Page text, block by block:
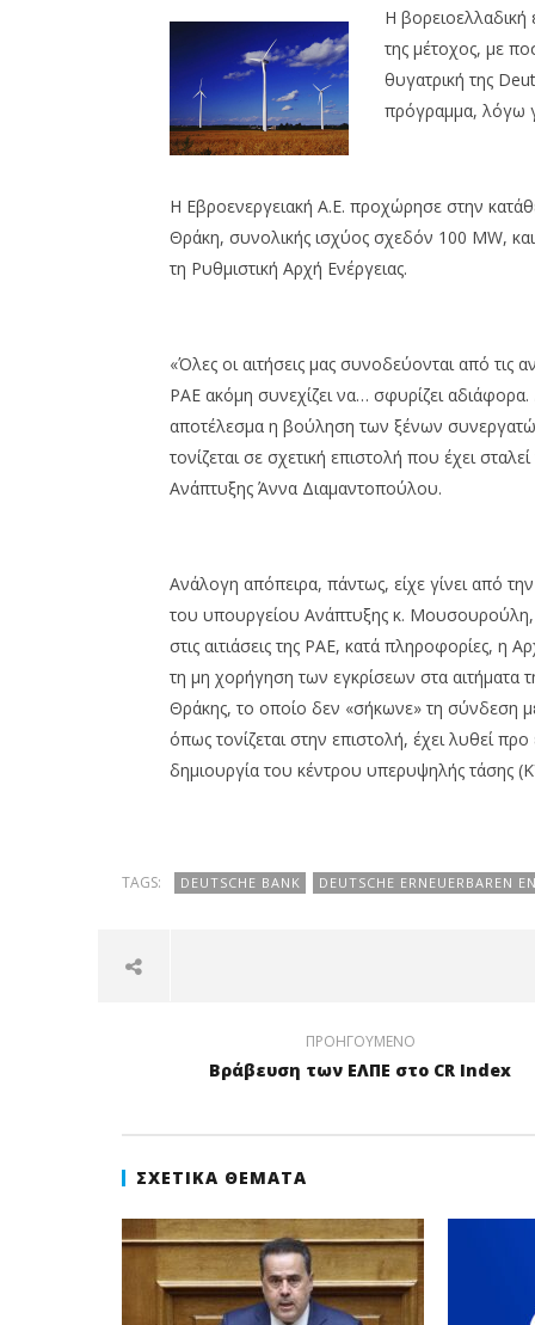
Η βορειοελλαδική
της μέτοχος, με
θυγατρική της
πρόγραμμα, λόγω
Η Εβροενεργειακή Α.Ε. προχώρησε στην
Θράκη, συνολικής ισχύος σχεδόν 100 MW, και
τη Ρυθμιστική Αρχή Ενέργειας.
«Όλες οι αιτήσεις μας συνοδεύονται από τις
ΡΑΕ ακόμη συνεχίζει να… σφυρίζει αδιάφορα.
αποτέλεσμα η βούληση των ξένων
τονίζεται σε σχετική επιστολή που έχει
Ανάπτυξης Άννα Διαμαντοπούλου.
Ανάλογη απόπειρα, πάντως, είχε γίνει από
του υπουργείου Ανάπτυξης κ.
στις αιτιάσεις της ΡΑΕ, κατά πληροφορίες, η
τη μη χορήγηση των εγκρίσεων στα αιτήματα
Θράκης, το οποίο δεν «σήκωνε» τη σύνδεση
όπως τονίζεται στην επιστολή, έχει λυθεί
δημιουργία του κέντρου υπερυψηλής τάσης
TAGS: DEUTSCHE BANK DEUTSCHE ERNEUERBAREN
ΠΡΟΗΓΟΎΜΕΝΟ
Βράβευση των ΕΛΠΕ στο CR Index
ΣΧΕΤΙΚΆ ΘΈΜΑΤΑ